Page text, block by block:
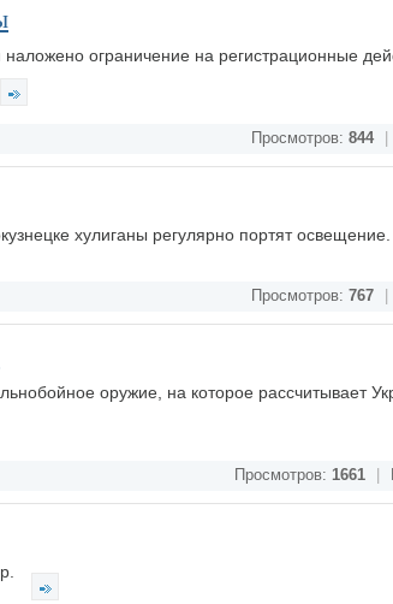
ограничение на регистрационные
Просмотров: 844
хулиганы регулярно портят освещение.
Просмотров: 767
оружие, на которое рассчитывает
Просмотров: 1661